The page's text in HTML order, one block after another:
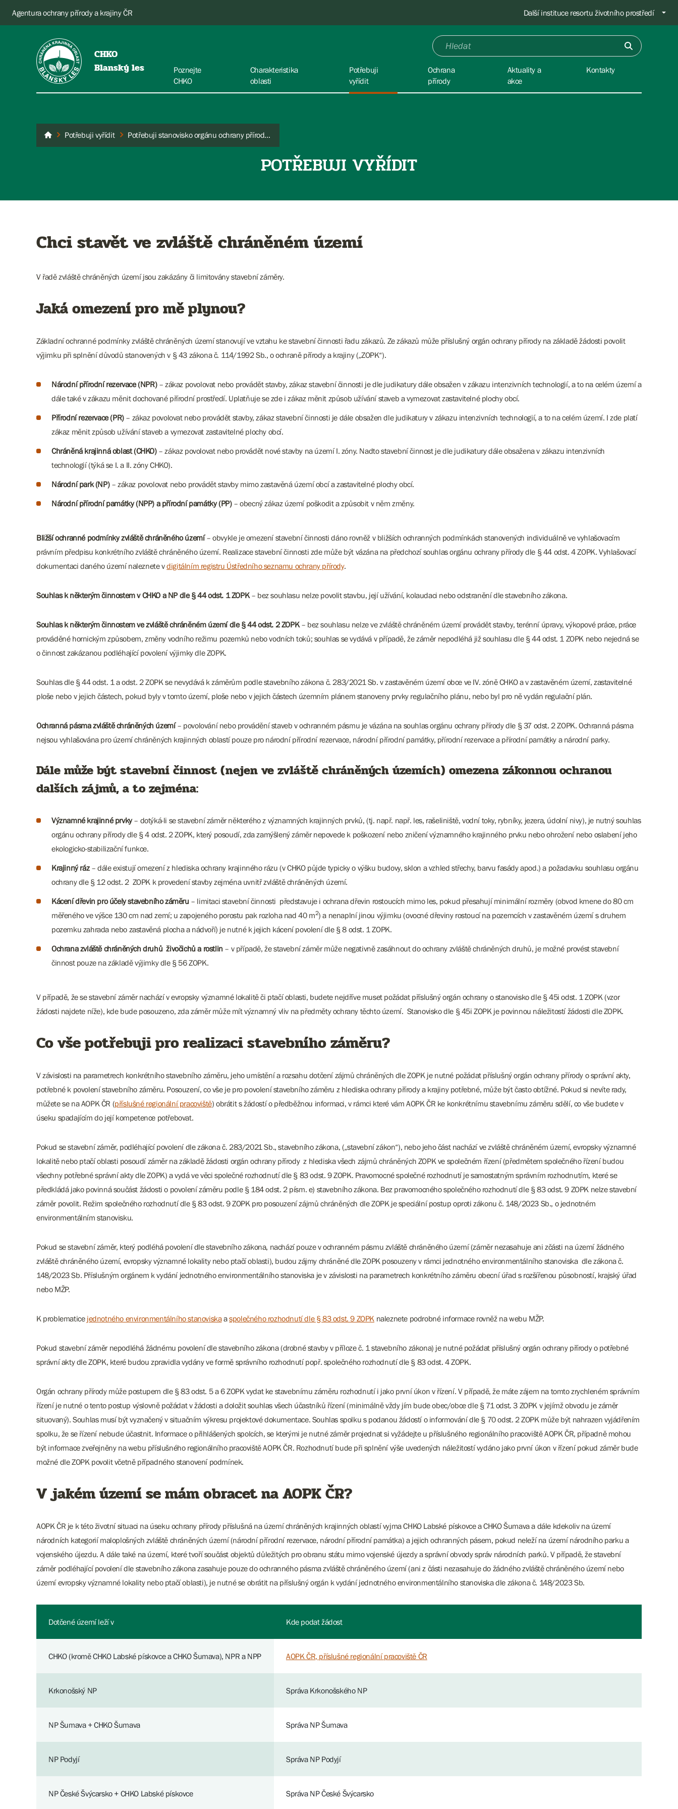
Agentura ochrany přírody a krajiny ČR Další instituce resortu životního prostředí
CHKO
Blanský les
Poznejte
CHKO
Charakteristika
oblasti
Potřebuji
vyřídit
Ochrana
přírody
Aktuality a
akce
Kontakty
Blanský les
Potřebuji vyřídit Potřebuji stanovisko orgánu ochrany přírody ke stavebním činnostem
POTŘEBUJI VYŘÍDIT
Chci stavět ve zvláště chráněném území
V řadě zvláště chráněných území jsou zakázány či limitovány stavební záměry.
Jaká omezení pro mě plynou?
Základní ochranné podmínky zvláště chráněných území stanovují ve vztahu ke stavební činnosti řadu zákazů. Ze zákazů může příslušný orgán ochrany přírody na základě žádosti povolit
výjimku při splnění důvodů stanovených v § 43 zákona č. 114/1992 Sb., o ochraně přírody a krajiny („ZOPK“).
Národní přírodní rezervace (NPR) – zákaz povolovat nebo provádět stavby, zákaz stavební činnosti je dle judikatury dále obsažen v zákazu intenzivních technologií, a to na celém území a
dále také v zákazu měnit dochované přírodní prostředí. Uplatňuje se zde i zákaz měnit způsob užívání staveb a vymezovat zastavitelné plochy obcí.
Přírodní rezervace (PR) – zákaz povolovat nebo provádět stavby, zákaz stavební činnosti je dále obsažen dle judikatury v zákazu intenzivních technologií, a to na celém území. I zde platí
zákaz měnit způsob užívání staveb a vymezovat zastavitelné plochy obcí.
Chráněná krajinná oblast (CHKO) – zákaz povolovat nebo provádět nové stavby na území I. zóny. Nadto stavební činnost je dle judikatury dále obsažena v zákazu intenzivních
technologií (týká se I. a II. zóny CHKO).
Národní park (NP)– zákaz povolovat nebo provádět stavby mimo zastavěná území obcí a zastavitelné plochy obcí.
Národní přírodní památky (NPP) a přírodní památky (PP)– obecný zákaz území poškodit a způsobit v něm změny.
Bližší ochranné podmínky zvláště chráněného území– obvykle je omezení stavební činnosti dáno rovněž v bližších ochranných podmínkách stanovených individuálně ve vyhlašovacím
právním předpisu konkrétního zvláště chráněného území. Realizace stavební činnosti zde může být vázána na předchozí souhlas orgánu ochrany přírody dle § 44 odst. 4 ZOPK. Vyhlašovací
dokumentaci daného území naleznete vdigitálním registru Ústředního seznamu ochrany přírody.
Souhlas k některým činnostem v CHKO a NP dle § 44 odst. 1 ZOPK– bez souhlasu nelze povolit stavbu, její užívání, kolaudaci nebo odstranění dle stavebního zákona.
Souhlas k některým činnostem ve zvláště chráněném území dle § 44 odst. 2 ZOPK– bez souhlasu nelze ve zvláště chráněném území provádět stavby, terénní úpravy, výkopové práce, práce
prováděné hornickým způsobem, změny vodního režimu pozemků nebo vodních toků; souhlas se vydává v případě, že záměr nepodléhá již souhlasu dle § 44 odst. 1 ZOPK nebo nejedná se
o činnost zakázanou podléhající povolení výjimky dle ZOPK.
Souhlas dle § 44 odst. 1 a odst. 2 ZOPK se nevydává k záměrům podle stavebního zákona č. 283/2021 Sb. v zastavěném území obce ve IV. zóně CHKO a v zastavěném území, zastavitelné
ploše nebo v jejich částech, pokud byly v tomto území, ploše nebo v jejich částech územním plánem stanoveny prvky regulačního plánu, nebo byl pro ně vydán regulační plán.
Ochranná pásma zvláště chráněných území– povolování nebo provádění staveb v ochranném pásmu je vázána na souhlas orgánu ochrany přírody dle § 37 odst. 2 ZOPK. Ochranná pásma
nejsou vyhlašována pro území chráněných krajinných oblastí pouze pro národní přírodní rezervace, národní přírodní památky, přírodní rezervace a přírodní památky a národní parky.
Dále může být stavební činnost (nejen ve zvláště chráněných územích) omezena zákonnou ochranou
dalších zájmů, a to zejména:
Významné krajinné prvky– dotýká-li se stavební záměr některého z významných krajinných prvků, (tj. např. např. les, rašeliniště, vodní toky, rybníky, jezera, údolní nivy), je nutný souhlas
orgánu ochrany přírody dle § 4 odst. 2 ZOPK, který posoudí, zda zamýšlený záměr nepovede k poškození nebo zničení významného krajinného prvku nebo ohrožení nebo oslabení jeho
ekologicko-stabilizační funkce.
Krajinný ráz– dále existují omezení z hlediska ochrany krajinného rázu (v CHKO půjde typicky o výšku budovy, sklon a vzhled střechy, barvu fasády apod.) a požadavku souhlasu orgánu
ochrany dle § 12 odst. 2 ZOPK k provedení stavby zejména uvnitř zvláště chráněných území.
Kácení dřevin pro účely stavebního záměru – limitaci stavební činnosti představuje i ochrana dřevin rostoucích mimo les, pokud přesahují minimální rozměry (obvod kmene do 80 cm
měřeného ve výšce 130 cm nad zemí; u zapojeného porostu pak rozloha nad 40 m2) a nenaplní jinou výjimku (ovocné dřeviny rostoucí na pozemcích v zastavěném území s druhem
pozemku zahrada nebo zastavěná plocha a nádvoří) je nutné k jejich kácení povolení dle § 8 odst. 1 ZOPK.
Ochrana zvláště chráněných druhů živočichů a rostlin – v případě, že stavební záměr může negativně zasáhnout do ochrany zvláště chráněných druhů, je možné provést stavební
činnost pouze na základě výjimky dle § 56 ZOPK.
V případě, že se stavební záměr nachází v evropsky významné lokalitě či ptačí oblasti, budete nejdříve muset požádat příslušný orgán ochrany o stanovisko dle § 45i odst. 1 ZOPK (vzor
žádosti najdete níže), kde bude posouzeno, zda záměr může mít významný vliv na předměty ochrany těchto území. Stanovisko dle § 45i ZOPK je povinnou náležitostí žádosti dle ZOPK.
Co vše potřebuji pro realizaci stavebního záměru?
V závislosti na parametrech konkrétního stavebního záměru, jeho umístění a rozsahu dotčení zájmů chráněných dle ZOPK je nutné požádat příslušný orgán ochrany přírody o správní akty,
potřebné k povolení stavebního záměru. Posouzení, co vše je pro povolení stavebního záměru z hlediska ochrany přírody a krajiny potřebné, může být často obtížné. Pokud si nevíte rady,
můžete se na AOPK ČR (příslušné regionální pracoviště) obrátit s žádostí o předběžnou informaci, v rámci které vám AOPK ČR ke konkrétnímu stavebnímu záměru sdělí, co vše budete v
úseku spadajícím do její kompetence potřebovat.
Pokud se stavební záměr, podléhající povolení dle zákona č. 283/2021 Sb., stavebního zákona, („stavební zákon“), nebo jeho část nachází ve zvláště chráněném území, evropsky významné
lokalitě nebo ptačí oblasti posoudí záměr na základě žádosti orgán ochrany přírody z hlediska všech zájmů chráněných ZOPK ve společném řízení (předmětem společného řízení budou
všechny potřebné správní akty dle ZOPK) a vydá ve věci společné rozhodnutí dle § 83 odst. 9 ZOPK. Pravomocné společné rozhodnutí je samostatným správním rozhodnutím, které se
předkládá jako povinná součást žádosti o povolení záměru podle § 184 odst. 2 písm. e) stavebního zákona. Bez pravomocného společného rozhodnutí dle § 83 odst. 9 ZOPK nelze stavební
záměr povolit. Režim společného rozhodnutí dle § 83 odst. 9 ZOPK pro posouzení zájmů chráněných dle ZOPK je speciální postup oproti zákonu č. 148/2023 Sb., o jednotném
environmentálním stanovisku.
Pokud se stavební záměr, který podléhá povolení dle stavebního zákona, nachází pouze v ochranném pásmu zvláště chráněného území (záměr nezasahuje ani zčásti na území žádného
zvláště chráněného území, evropsky významné lokality nebo ptačí oblasti), budou zájmy chráněné dle ZOPK posouzeny v rámci jednotného environmentálního stanoviska dle zákona č.
148/2023 Sb. Příslušným orgánem k vydání jednotného environmentálního stanoviska je v závislosti na parametrech konkrétního záměru obecní úřad s rozšířenou působností, krajský úřad
nebo MŽP.
K problematice jednotného environmentálního stanoviskaaspolečného rozhodnutí dle § 83 odst. 9 ZOPK naleznete podrobné informace rovněž na webu MŽP.
Pokud stavební záměr nepodléhá žádnému povolení dle stavebního zákona (drobné stavby v příloze č. 1 stavebního zákona) je nutné požádat příslušný orgán ochrany přírody o potřebné
správní akty dle ZOPK, které budou zpravidla vydány ve formě správního rozhodnutí popř. společného rozhodnutí dle § 83 odst. 4 ZOPK.
Orgán ochrany přírody může postupem dle § 83 odst. 5 a 6 ZOPK vydat ke stavebnímu záměru rozhodnutí i jako první úkon v řízení. V případě, že máte zájem na tomto zrychleném správním
řízení je nutné o tento postup výslovně požádat v žádosti a doložit souhlas všech účastníků řízení (minimálně vždy jím bude obec/obce dle § 71 odst. 3 ZOPK v jejímž obvodu je záměr
situovaný). Souhlas musí být vyznačený v situačním výkresu projektové dokumentace. Souhlas spolku s podanou žádostí o informování dle § 70 odst. 2 ZOPK může být nahrazen vyjádřením
spolku, že se řízení nebude účastnit. Informace o přihlášených spolcích, se kterými je nutné záměr projednat si vyžádejte u příslušného regionálního pracoviště AOPK ČR, případně mohou
být informace zveřejněny na webu příslušného regionálního pracoviště AOPK ČR. Rozhodnutí bude při splnění výše uvedených náležitostí vydáno jako první úkon v řízení pokud záměr bude
možné dle ZOPK povolit včetně případného stanovení podmínek.
V jakém území se mám obracet na AOPK ČR?
AOPK ČR je k této životní situaci na úseku ochrany přírody příslušná na území chráněných krajinných oblastí vyjma CHKO Labské pískovce a CHKO Šumava a dále kdekoliv na území
národních kategorií maloplošných zvláště chráněných území (národní přírodní rezervace, národní přírodní památka) a jejich ochranných pásem, pokud neleží na území národního parku a
vojenského újezdu. A dále také na území, které tvoří součást objektů důležitých pro obranu státu mimo vojenské újezdy a správní obvody správ národních parků. V případě, že stavební
záměr podléhající povolení dle stavebního zákona zasahuje pouze do ochranného pásma zvláště chráněného území (ani z části nezasahuje do žádného zvláště chráněného území nebo
území evropsky významné lokality nebo ptačí oblasti), je nutné se obrátit na příslušný orgán k vydání jednotného environmentálního stanoviska dle zákona č. 148/2023 Sb.
Dotčené území leží v Kde podat žádost
CHKO (kromě CHKO Labské pískovce a CHKO Šumava), NPR a NPP AOPK ČR, příslušné regionální pracoviště ČR
Krkonošský NP Správa Krkonošského NP
NP Šumava + CHKO Šumava Správa NP Šumava
NP Podyjí Správa NP Podyjí
NP České Švýcarsko + CHKO Labské pískovce Správa NP České Švýcarsko